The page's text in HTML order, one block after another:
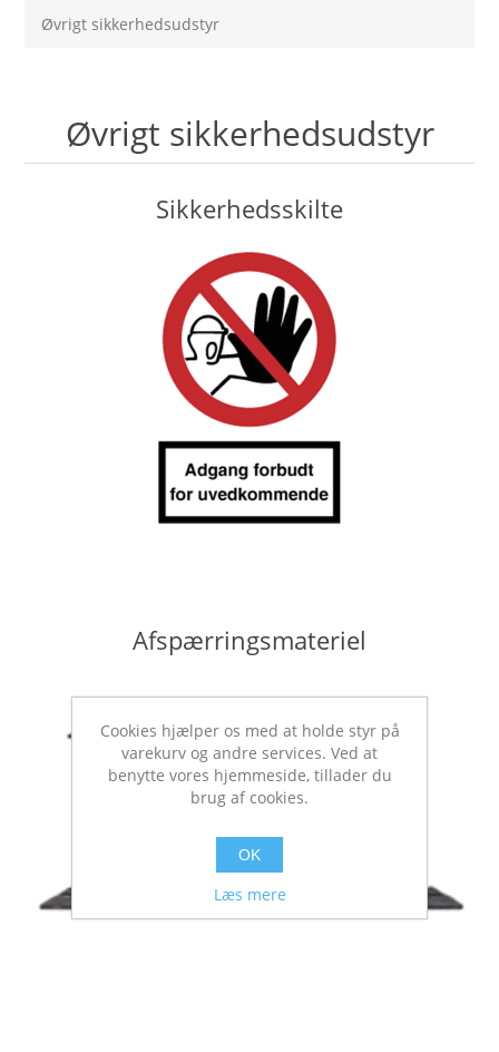
Øvrigt sikkerhedsudstyr
Øvrigt sikkerhedsudstyr
Sikkerhedsskilte
Afspærringsmateriel
Cookies hjælper os med at holde styr på
varekurv og andre services. Ved at
benytte vores hjemmeside, tillader du
brug af cookies.
OK
Læs mere